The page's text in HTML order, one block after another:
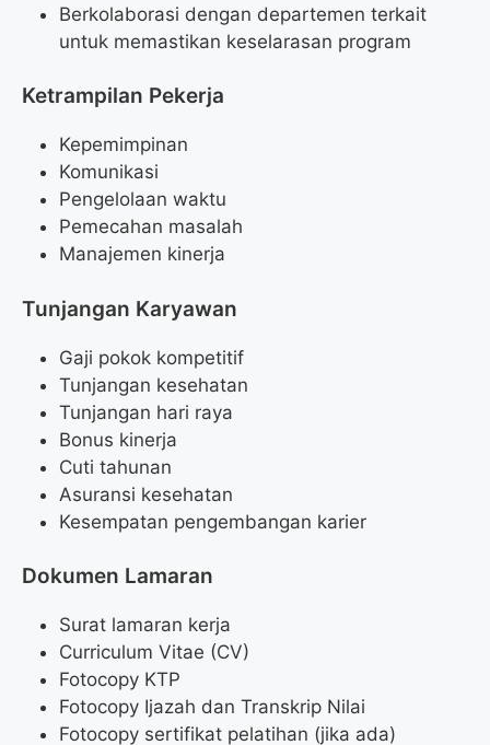
Berkolaborasi dengan departemen terkait
untuk memastikan keselarasan program
Ketrampilan Pekerja
Kepemimpinan
Komunikasi
Pengelolaan waktu
Pemecahan masalah
Manajemen kinerja
Tunjangan Karyawan
Gaji pokok kompetitif
Tunjangan kesehatan
Tunjangan hari raya
Bonus kinerja
Cuti tahunan
Asuransi kesehatan
Kesempatan pengembangan karier
Dokumen Lamaran
Surat lamaran kerja
Curriculum Vitae (CV)
Fotocopy KTP
Fotocopy Ijazah dan Transkrip Nilai
Fotocopy sertifikat pelatihan (jika ada)